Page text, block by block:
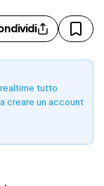
tutto
creare un account